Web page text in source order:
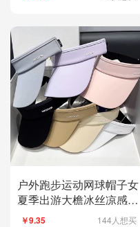
户外跑步运动网球帽子女
夏季出游大檐冰丝凉感无
顶鸭舌帽防紫外线
￥9.35 144人想买